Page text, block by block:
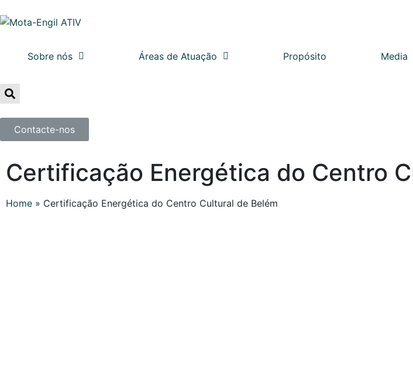
Sobre nós Áreas de Atuação Propósito Media
Contacte-nos
Certificação Energética do Centro
Home » Certificação Energética do Centro Cultural de Belém